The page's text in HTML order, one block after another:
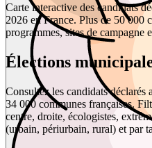
Carte interactive des candidats
2026 en France. Plus de 50 000
programmes, sites de campagne
Élections
Consultez les candidats déclarés
34 000 communes françaises.
centre, droite, écologistes,
(urbain, périurbain, rural) et par